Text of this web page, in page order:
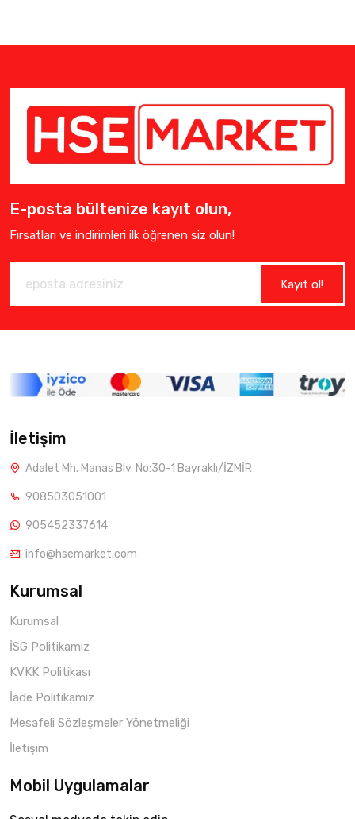
E-posta bültenize kayıt olun,
Fırsatları ve indirimleri ilk öğrenen siz olun!
Kayıt ol!
İletişim
Adalet Mh. Manas Blv. No:30-1 Bayraklı/İZMİR
908503051001
905452337614
info@hsemarket.com
Kurumsal
Kurumsal
İSG Politikamız
KVKK Politikası
İade Politikamız
Mesafeli Sözleşmeler Yönetmeliği
İletişim
Mobil Uygulamalar